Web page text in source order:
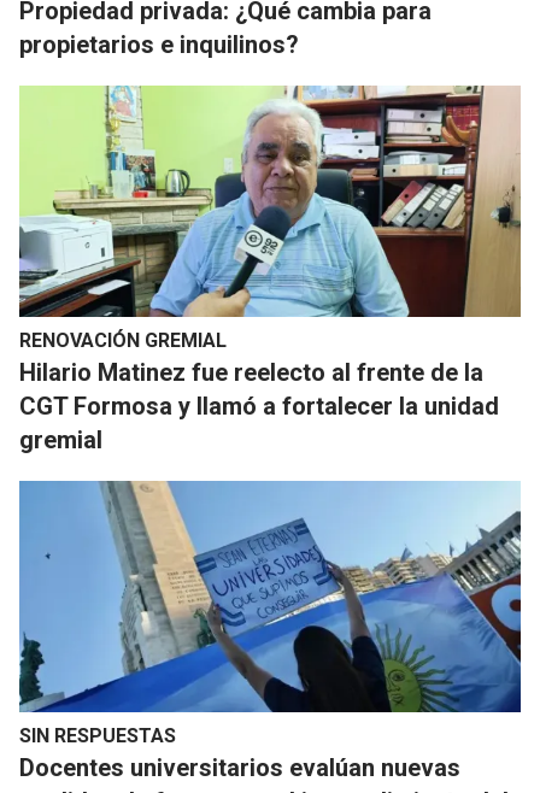
Propiedad privada: ¿Qué cambia para
propietarios e inquilinos?
RENOVACIÓN GREMIAL
Hilario Matinez fue reelecto al frente de la
CGT Formosa y llamó a fortalecer la unidad
gremial
SIN RESPUESTAS
Docentes universitarios evalúan nuevas